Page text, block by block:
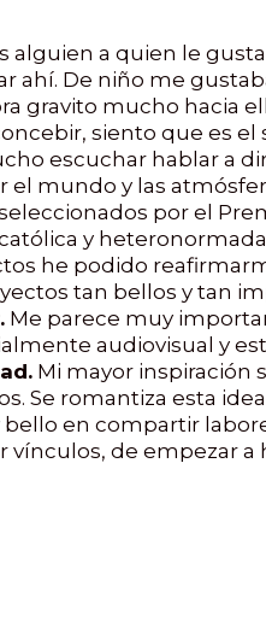
alguien a quien le
ahí. De niño me
gravito mucho hacia
siento que es el
escuchar hablar a
mundo y las
por el
y
he podido
tan bellos y tan
Me parece muy
audiovisual y
Mi mayor inspiración
Se romantiza esta idea
en compartir
de empezar a